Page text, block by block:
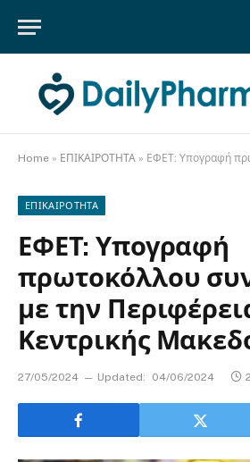
Home » ΕΠΙΚΑΙΡΟΤΗΤΑ » ΕΦΕΤ: Υπογραφή πρωτοκόλλου
ΕΠΙΚΑΙΡΟΤΗΤΑ
ΕΦΕΤ: Υπογραφή
πρωτοκόλλου
με την
Κεντρικής
27/05/2024 Updated: 04/06/2024